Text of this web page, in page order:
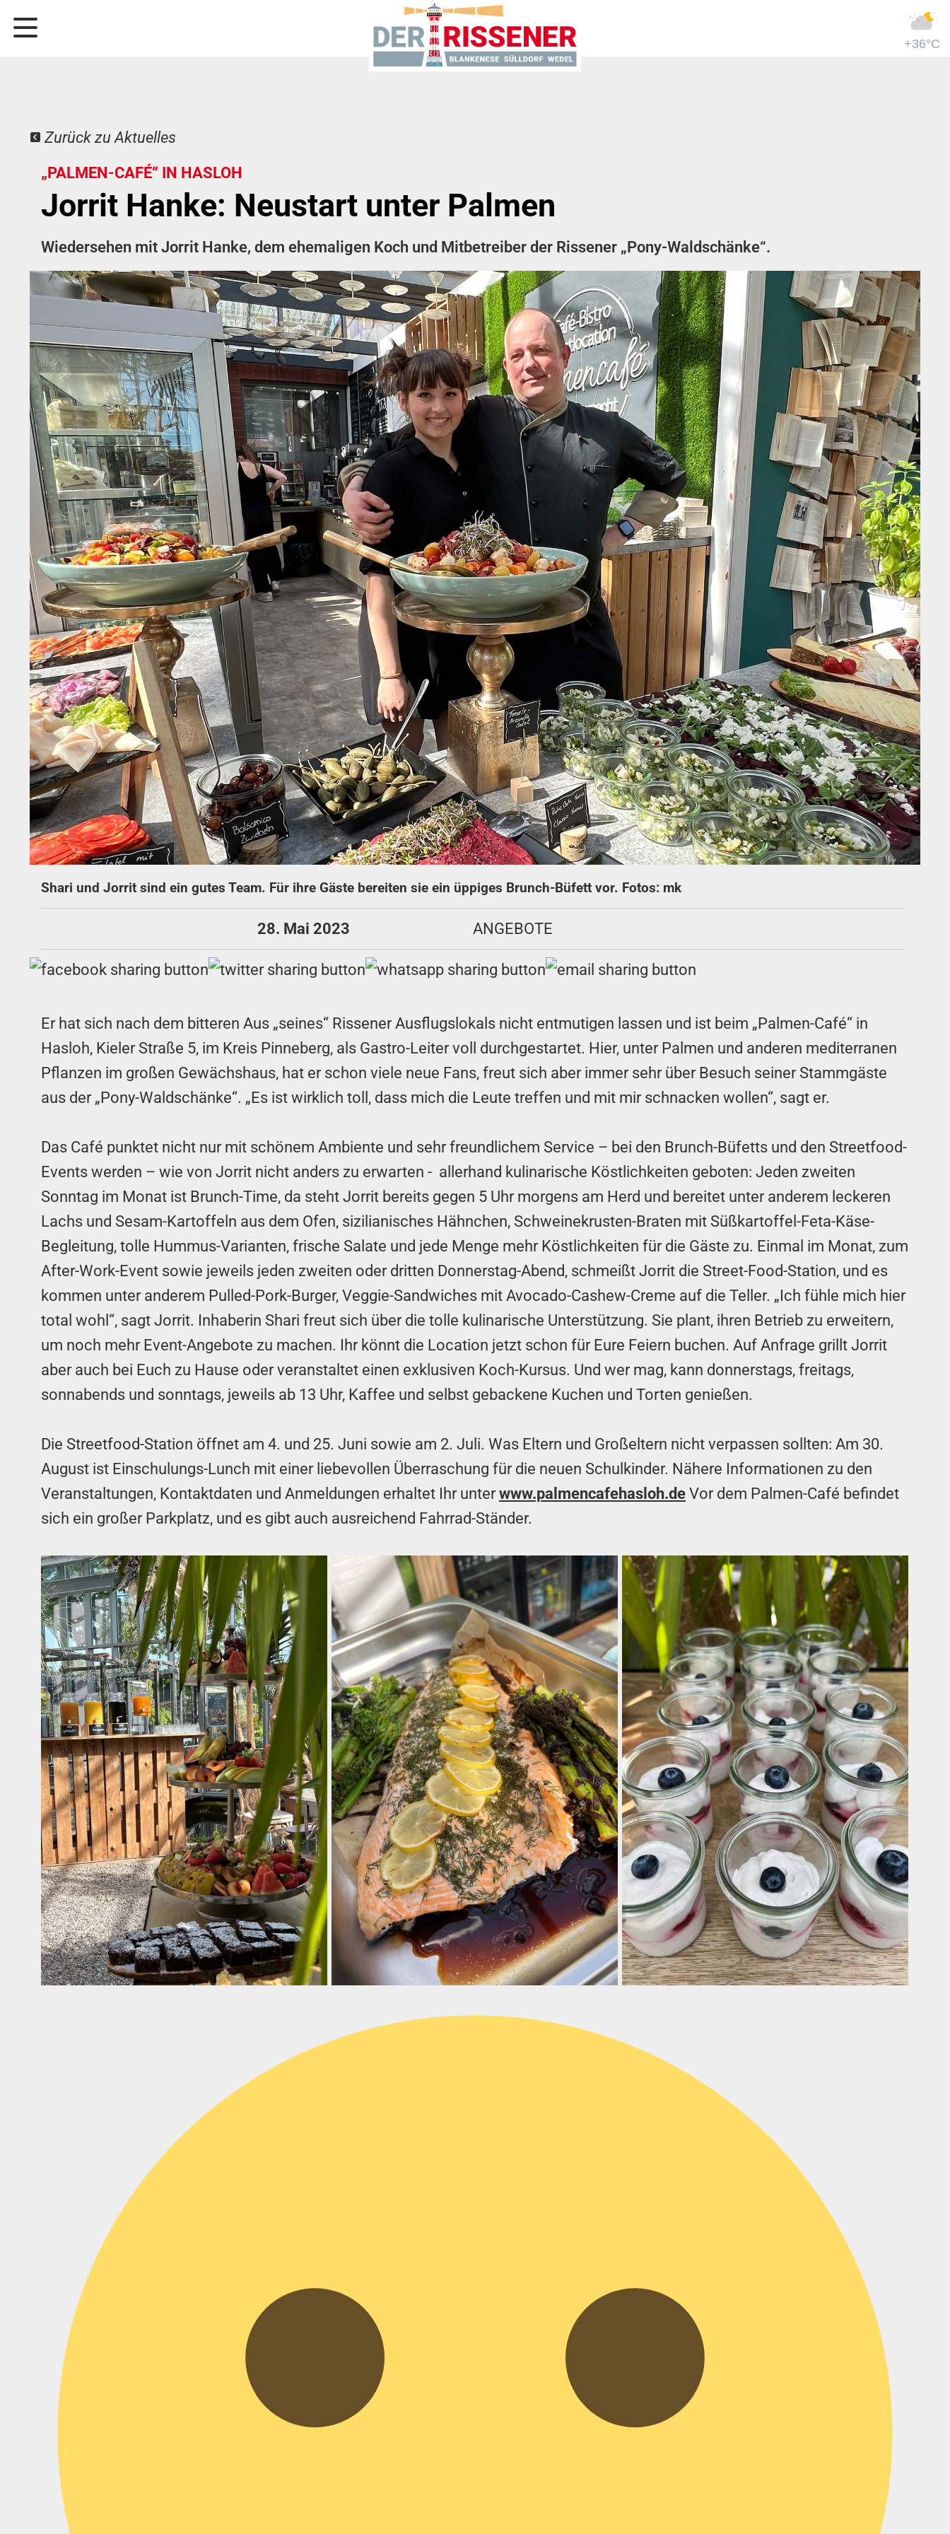
+36°C
Zurück zu Aktuelles
„PALMEN-CAFÉ“ IN HASLOH
Jorrit Hanke: Neustart unter Palmen
Wiedersehen mit Jorrit Hanke, dem ehemaligen Koch und Mitbetreiber der Rissener „Pony-Waldschänke“.
Shari und Jorrit sind ein gutes Team. Für ihre Gäste bereiten sie ein üppiges Brunch-Büfett vor. Fotos: mk
28. Mai 2023 ANGEBOTE
Er hat sich nach dem bitteren Aus „seines“ Rissener Ausflugslokals nicht entmutigen lassen und ist beim „Palmen-Café“ in
Hasloh, Kieler Straße 5, im Kreis Pinneberg, als Gastro-Leiter voll durchgestartet. Hier, unter Palmen und anderen mediterranen
Pflanzen im großen Gewächshaus, hat er schon viele neue Fans, freut sich aber immer sehr über Besuch seiner Stammgäste
aus der „Pony-Waldschänke“. „Es ist wirklich toll, dass mich die Leute treffen und mit mir schnacken wollen“, sagt er.
Das Café punktet nicht nur mit schönem Ambiente und sehr freundlichem Service – bei den Brunch-Büfetts und den Streetfood-
Events werden – wie von Jorrit nicht anders zu erwarten - allerhand kulinarische Köstlichkeiten geboten: Jeden zweiten
Sonntag im Monat ist Brunch-Time, da steht Jorrit bereits gegen 5 Uhr morgens am Herd und bereitet unter anderem leckeren
Lachs und Sesam-Kartoffeln aus dem Ofen, sizilianisches Hähnchen, Schweinekrusten-Braten mit Süßkartoffel-Feta-Käse-
Begleitung, tolle Hummus-Varianten, frische Salate und jede Menge mehr Köstlichkeiten für die Gäste zu. Einmal im Monat, zum
After-Work-Event sowie jeweils jeden zweiten oder dritten Donnerstag-Abend, schmeißt Jorrit die Street-Food-Station, und es
kommen unter anderem Pulled-Pork-Burger, Veggie-Sandwiches mit Avocado-Cashew-Creme auf die Teller. „Ich fühle mich hier
total wohl“, sagt Jorrit. Inhaberin Shari freut sich über die tolle kulinarische Unterstützung. Sie plant, ihren Betrieb zu erweitern,
um noch mehr Event-Angebote zu machen. Ihr könnt die Location jetzt schon für Eure Feiern buchen. Auf Anfrage grillt Jorrit
aber auch bei Euch zu Hause oder veranstaltet einen exklusiven Koch-Kursus. Und wer mag, kann donnerstags, freitags,
sonnabends und sonntags, jeweils ab 13 Uhr, Kaffee und selbst gebackene Kuchen und Torten genießen.
Die Streetfood-Station öffnet am 4. und 25. Juni sowie am 2. Juli. Was Eltern und Großeltern nicht verpassen sollten: Am 30.
August ist Einschulungs-Lunch mit einer liebevollen Überraschung für die neuen Schulkinder. Nähere Informationen zu den
Veranstaltungen, Kontaktdaten und Anmeldungen erhaltet Ihr unterwww.palmencafehasloh.de Vor dem Palmen-Café befindet
sich ein großer Parkplatz, und es gibt auch ausreichend Fahrrad-Ständer.